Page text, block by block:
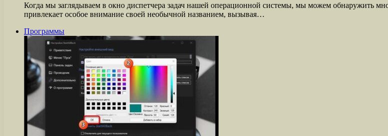
Когда мы заглядываем в окно диспетчера задач нашей операционной системы, мы можем обнаружить
привлекает особое внимание своей необычной названием, вызывая…
Программы